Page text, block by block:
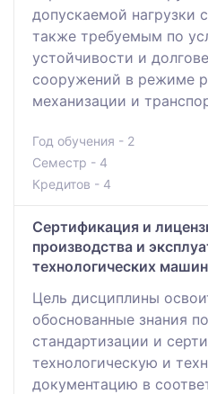
допускаемой нагрузки
также требуемым по
устойчивости и
сооружений в режиме
механизации и
Год обучения - 2
Семестр - 4
Кредитов - 4
Сертификация и
производства и
технологических
Цель дисциплины
обоснованные знания
стандартизации и
технологическую и
документацию в